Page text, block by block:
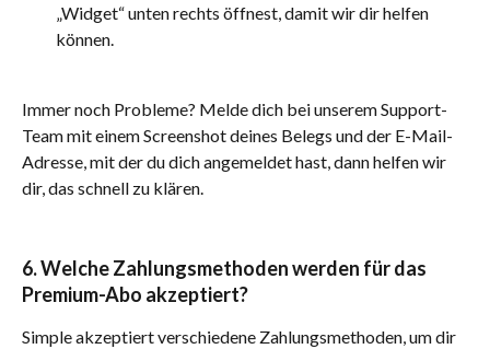
„Widget“ unten rechts öffnest, damit wir dir helfen
können.
Immer noch Probleme? Melde dich bei unserem Support-
Team mit einem Screenshot deines Belegs und der E-Mail-
Adresse, mit der du dich angemeldet hast, dann helfen wir
dir, das schnell zu klären.
6. Welche Zahlungsmethoden werden für das
Premium-Abo akzeptiert?
Simple akzeptiert verschiedene Zahlungsmethoden, um dir